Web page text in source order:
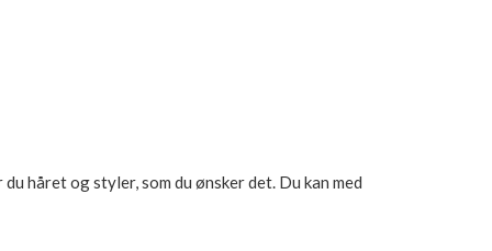
håret og styler, som du ønsker det. Du kan med